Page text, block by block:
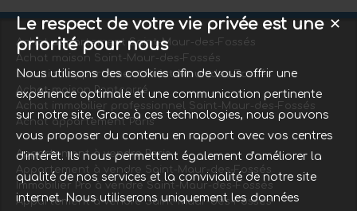
Achat appartement Saint-Maur-des-Fossés
Achat maison Saint-Maur-des-Fossés
Location appartement Saint-Maur-des-Fossés
Achat maison Pontcarré
Achat immobilier professionnel Saint-Maur-des-Fossés
Achat appartement Paris
Appartement à vendre Paris
Appartement à vendre Saint-Maur-des-Fossés
Immobilier Pro à vendre Saint-Maur-des-Fossés
Appartement à vendre Saint-Maur-des-Fossés
✕
Le respect de votre vie privée est une
priorité pour nous
Nous utilisons des cookies afin de vous offrir une
expérience optimale et une communication pertinente
sur notre site. Grace à ces technologies, nous pouvons
vous proposer du contenu en rapport avec vos centres
d'intérêt. Ils nous permettent également d'améliorer la
qualité de nos services et la convivialité de notre site
internet. Nous utiliserons uniquement les données